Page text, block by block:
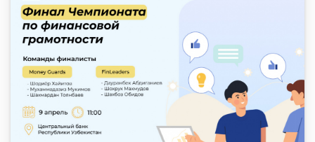
Олимпиады и чемпионаты
Кейс-чемпионат
Тренинги и семинары
Новости finlit.uz
Проекты в СМИ